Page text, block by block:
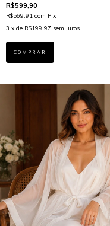
R$599,90
R$569,91 com Pix
3 x de R$199,97 sem juros
COMPRAR